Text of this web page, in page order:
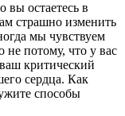
вы остаетесь в
страшно изменить
мы чувствуем
не потому, что у вас
критический
сердца. Как
способы